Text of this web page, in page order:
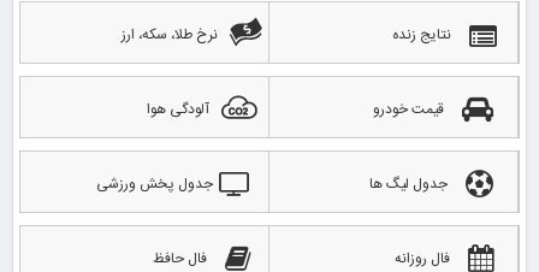
نتایج زنده نرخ طلا، سکه، ارز
قیمت خودرو آلودگی هوا
جدول لیگ ها جدول پخش ورزشی
فال روزانه فال حافظ